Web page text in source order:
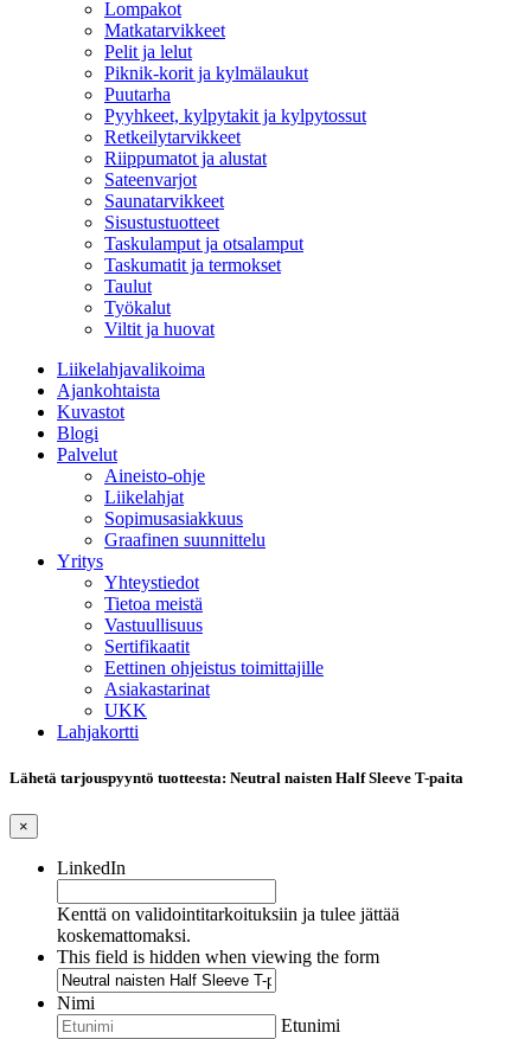
Lompakot
Matkatarvikkeet
Pelit ja lelut
Piknik-korit ja kylmälaukut
Puutarha
Pyyhkeet, kylpytakit ja kylpytossut
Retkeilytarvikkeet
Riippumatot ja alustat
Sateenvarjot
Saunatarvikkeet
Sisustustuotteet
Taskulamput ja otsalamput
Taskumatit ja termokset
Taulut
Työkalut
Viltit ja huovat
Liikelahjavalikoima
Ajankohtaista
Kuvastot
Blogi
Palvelut
Aineisto-ohje
Liikelahjat
Sopimusasiakkuus
Graafinen suunnittelu
Yritys
Yhteystiedot
Tietoa meistä
Vastuullisuus
Sertifikaatit
Eettinen ohjeistus toimittajille
Asiakastarinat
UKK
Lahjakortti
Lähetä tarjouspyyntö tuotteesta: Neutral naisten Half Sleeve T-paita
×
LinkedIn
Kenttä on validointitarkoituksiin ja tulee jättää
koskemattomaksi.
This field is hidden when viewing the form
Nimi
Etunimi